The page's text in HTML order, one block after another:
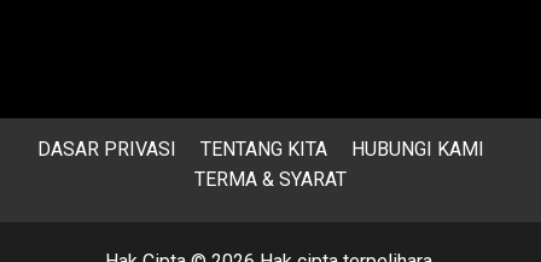
DASAR PRIVASI TENTANG KITA
HUBUNGI KAMI
TERMA & SYARAT